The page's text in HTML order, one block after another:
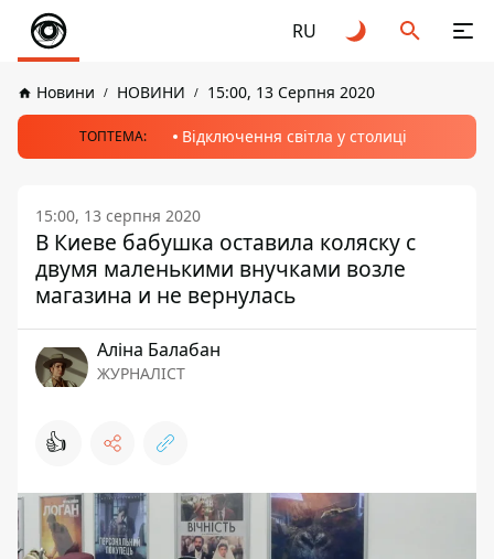
RU
Новини НОВИНИ 15:00, 13 Серпня 2020
ТОПТЕМА: Відключення світла у столиці
15:00, 13 серпня 2020
В Киеве бабушка оставила коляску с
двумя маленькими внучками возле
магазина и не вернулась
Аліна Балабан
ЖУРНАЛІСТ
👍